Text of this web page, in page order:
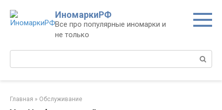
контенту
ИномаркиРФ
Все про популярные иномарки и
не только
Поиск:
Главная » Обслуживание